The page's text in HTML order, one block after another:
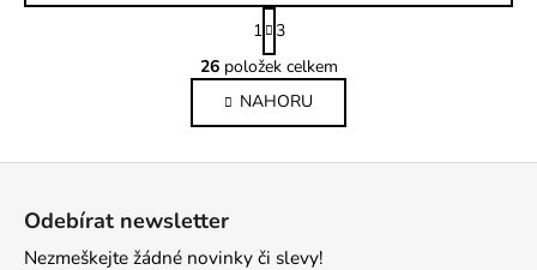
O
v
l
á
d
S
t
r
á
n
k
í
1
3
26položek celkem
NAHORU
Odebírat newsletter
Nezmeškejte žádné novinky či slevy!